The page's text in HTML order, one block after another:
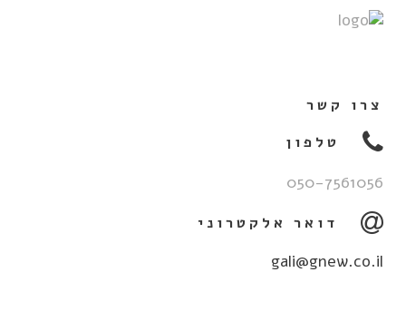
צרו קשר
טלפון
050-7561056
דואר אלקטרוני
gali@gnew.co.il